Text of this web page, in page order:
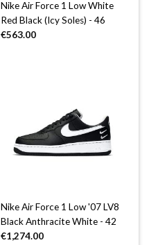
Nike Air Force 1 Low White
Red Black (Icy Soles) - 46
€563.00
Nike Air Force 1 Low '07 LV8
Black Anthracite White - 42
€1,274.00